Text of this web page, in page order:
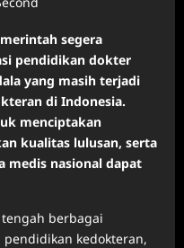
segera
pendidikan dokter
yang masih terjadi
di Indonesia.
menciptakan
kualitas lulusan, serta
medis nasional dapat
berbagai
kedokteran,